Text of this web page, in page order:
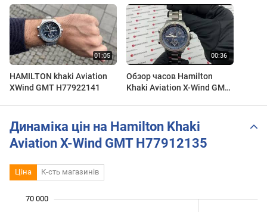
HAMILTON khaki Aviation
XWind GMT H77922141
Обзор часов Hamilton
Khaki Aviation X-Wind GMT
Динаміка цін на Hamilton Khaki
Aviation X-Wind GMT H77912135
Ціна К-сть магазинів
70 000